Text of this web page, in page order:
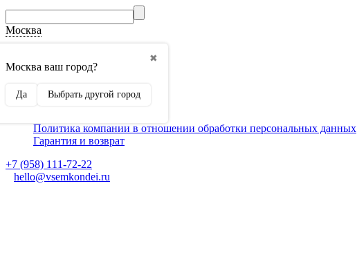
Москва
✖
Москва ваш город?
Да Выбрать другой город
Способы оплаты
Монтаж кондиционеров
Для партнеров
Политика компании в отношении обработки персональных данных
Гарантия и возврат
+7 (958) 111-72-22
hello@vsemkondei.ru